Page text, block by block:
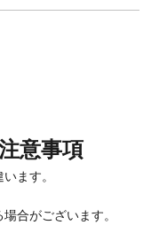
意事項
ます。
合がございます。